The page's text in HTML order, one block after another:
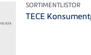
SORTIMENTLISTOR
TECE